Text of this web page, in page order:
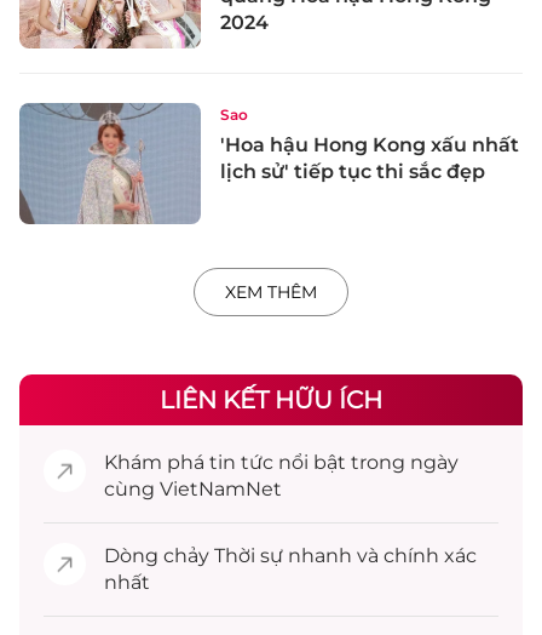
2024
Sao
'Hoa hậu Hong Kong xấu nhất
lịch sử' tiếp tục thi sắc đẹp
XEM THÊM
LIÊN KẾT HỮU ÍCH
Khám phá tin tức nổi bật trong ngày
cùng VietNamNet
Dòng chảy Thời sự nhanh và chính xác
nhất